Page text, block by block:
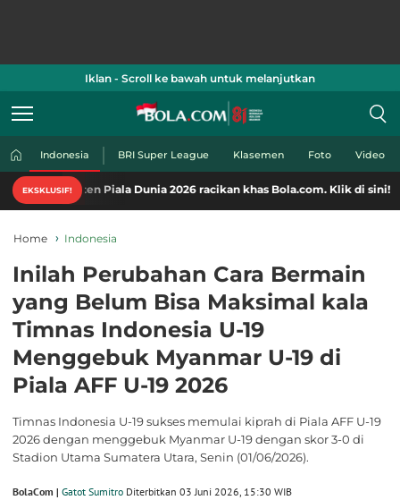
Iklan - Scroll ke bawah untuk melanjutkan
Indonesia BRI Super League Klasemen Foto Video
EKSKLUSIF!
Piala Dunia 2026 racikan khas Bola.com. Klik di sini!
Home Indonesia
Inilah Perubahan Cara Bermain
yang Belum Bisa Maksimal kala
Timnas Indonesia U-19
Menggebuk Myanmar U-19 di
Piala AFF U-19 2026
Timnas Indonesia U-19 sukses memulai kiprah di Piala AFF U-19
2026 dengan menggebuk Myanmar U-19 dengan skor 3-0 di
Stadion Utama Sumatera Utara, Senin (01/06/2026).
BolaCom | Gatot Sumitro Diterbitkan 03 Juni 2026, 15:30 WIB